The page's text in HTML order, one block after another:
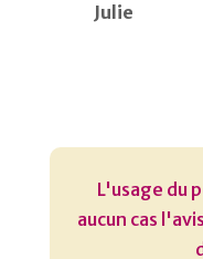
Julie
L'usage du
aucun cas